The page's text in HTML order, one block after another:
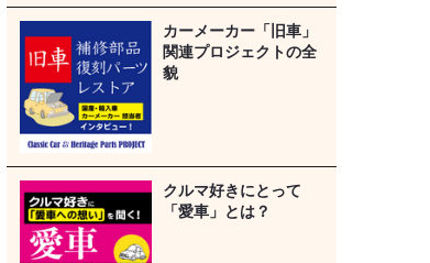
カーメーカー「旧車」
関連プロジェクトの全
貌
クルマ好きにとって
「愛車」とは？